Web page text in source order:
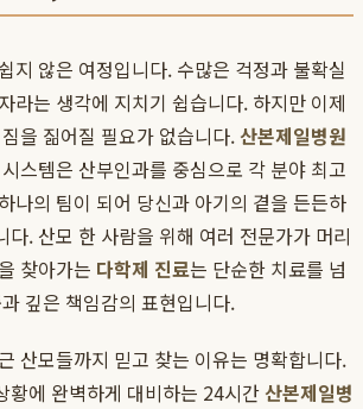
지 않은 여정입니다. 수많은 걱정과 불확실
라는 생각에 지치기 쉽습니다. 하지만 이제
을 짊어질 필요가 없습니다. 산본제일병원
시스템은 산부인과를 중심으로 각 분야 최고
나의 팀이 되어 당신과 아기의 곁을 든든하
다. 산모 한 사람을 위해 여러 전문가가 머리
찾아가는 다학제 진료는 단순한 치료를 넘
깊은 책임감의 표현입니다.
산모들까지 믿고 찾는 이유는 명확합니다.
황에 완벽하게 대비하는 24시간 산본제일병